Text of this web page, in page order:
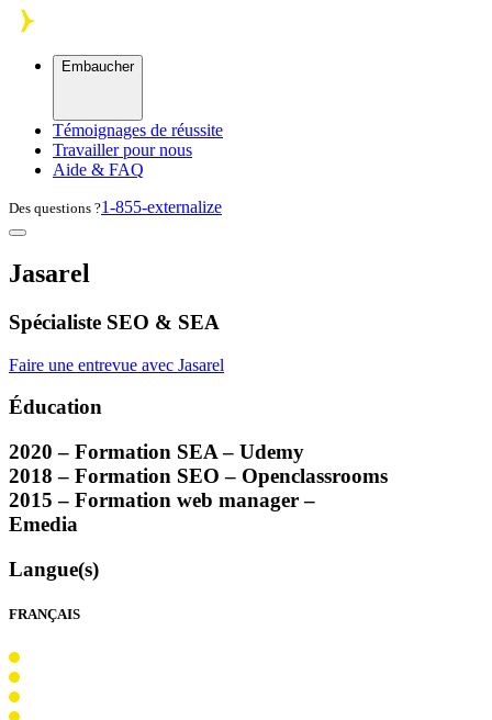
Skip to main content
Embaucher
Témoignages de réussite
Travailler pour nous
Aide & FAQ
Des questions ?1-855-externalize
Jasarel
Spécialiste SEO & SEA
Faire une entrevue avec Jasarel
Éducation
2020 – Formation SEA– Udemy
2018 – Formation SEO – Openclassrooms
2015 – Formation web manager –
Emedia
Langue(s)
FRANÇAIS